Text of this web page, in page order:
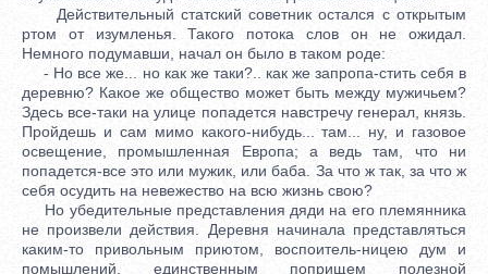
Действительный статский советник остался с открытым
ртом от изумленья. Такого потока слов он не ожидал.
Немного подумавши, начал он было в таком роде:
- Но все же... но как же таки?.. как же запропа-стить себя в
деревню? Какое же общество может быть между мужичьем?
Здесь все-таки на улице попадется навстречу генерал, князь.
Пройдешь и сам мимо какого-нибудь... там... ну, и газовое
освещение, промышленная Европа; а ведь там, что ни
попадется-все это или мужик, или баба. За что ж так, за что ж
себя осудить на невежество на всю жизнь свою?
Но убедительные представления дяди на его племянника
не произвели действия. Деревня начинала представляться
каким-то привольным приютом, воспоитель-ницею дум и
помышлений, единственным поприщем полезной